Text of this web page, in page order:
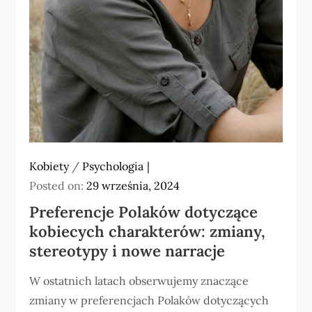
Kobiety/ Psychologia
Posted on:29 września, 2024
Preferencje Polaków dotyczące
kobiecych charakterów: zmiany,
stereotypy i nowe narracje
W ostatnich latach obserwujemy znaczące
zmiany w preferencjach Polaków dotyczących